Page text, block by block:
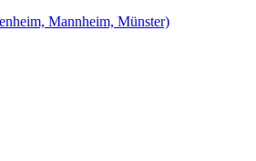
Mannheim, Münster)